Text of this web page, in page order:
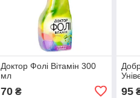
Доктор Фолі Вітамін 300
мл
70₴ 95